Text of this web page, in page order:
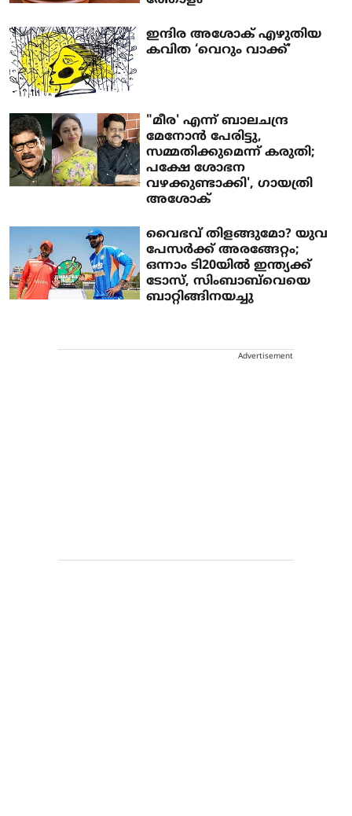
ഇന്ദിര അശോക് എഴുതിയ
കവിത ‘വെറും വാക്ക്’
"മീര' എന്ന് ബാലചന്ദ്ര
മേനോൻ പേരിട്ടു,
സമ്മതിക്കുമെന്ന് കരുതി;
പക്ഷേ ശോഭന
വഴക്കുണ്ടാക്കി', ​ഗായത്രി
അശോക്
വൈഭവ് തിളങ്ങുമോ? യുവ
പേസര്‍ക്ക് അരങ്ങേറ്റം;
ഒന്നാം ടി20യില്‍ ഇന്ത്യക്ക്
ടോസ്, സിംബാബ്‌വെയെ
ബാറ്റിങ്ങിനയച്ചു
Advertisement